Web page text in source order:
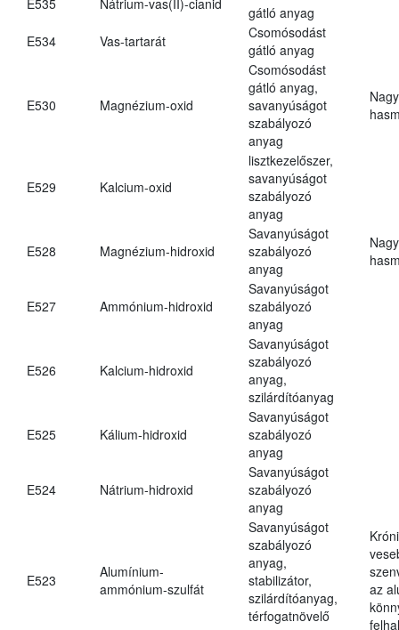
gátló anyag
E534
Vas-tartarát
Csomósodást
gátló anyag
E530 Magnézium-oxid
Csomósodást
gátló anyag,
savanyúságot
szabályozó
anyag
E529 Kalcium-oxid
lisztkezelőszer,
savanyúságot
szabályozó
anyag
E528 Magnézium-hidroxid
Savanyúságot
szabályozó
anyag
E527 Ammónium-hidroxid
Savanyúságot
szabályozó
anyag
E526 Kalcium-hidroxid
Savanyúságot
szabályozó
anyag,
szilárdítóanyag
E525 Kálium-hidroxid
Savanyúságot
szabályozó
anyag
E524 Nátrium-hidroxid
Savanyúságot
szabályozó
anyag
E523
Alumínium-
ammónium-szulfát
Savanyúságot
szabályozó
anyag,
stabilizátor,
szilárdítóanyag,
térfogatnövelő
az